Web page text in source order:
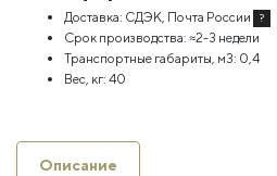
Доставка: СДЭК, Почта России ?
Срок производства: ≈2-3 недели
Транспортные габариты, м3: 0,4
Вес, кг: 40
Описание